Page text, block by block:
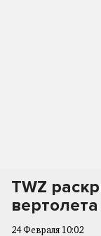
TWZ
24 Февраля 10:02